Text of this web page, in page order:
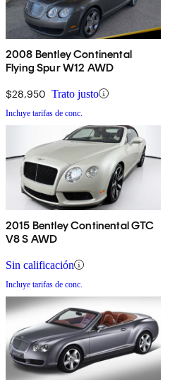
2008 Bentley Continental
Flying Spur W12 AWD
$28,950 Trato justo
Incluye tarifas de conc.
2015 Bentley Continental GTC
V8 S AWD
Sin calificación
Incluye tarifas de conc.